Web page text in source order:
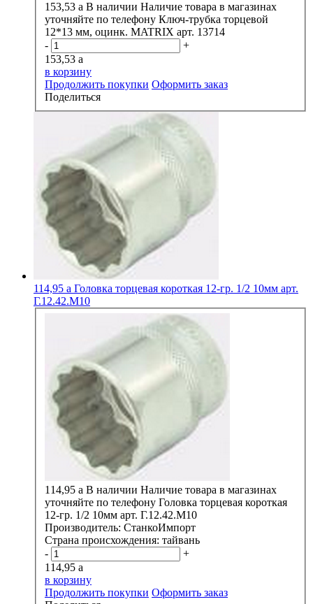
153,53 a В наличии Наличие товара в магазинах
уточняйте по телефону Ключ-трубка торцевой
12*13 мм, оцинк. MATRIX арт. 13714
-
+
153,53 a
в корзину
Продолжить покупки Оформить заказ
Поделиться
114,95 a Головка торцевая короткая 12-гр. 1/2 10мм арт.
Г.12.42.М10
114,95 a В наличии Наличие товара в магазинах
уточняйте по телефону Головка торцевая короткая
12-гр. 1/2 10мм арт. Г.12.42.М10
Производитель: СтанкоИмпорт
Страна происхождения: тайвань
-
+
114,95 a
в корзину
Продолжить покупки Оформить заказ